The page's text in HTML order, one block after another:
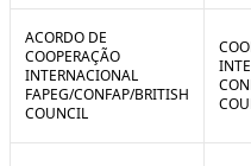
ACORDO DE
COOPERAÇÃO
INTERNACIONAL
FAPEG/CONFAP/BRITISH
COUNCIL